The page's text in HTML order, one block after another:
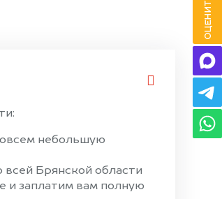
небольшую
Брянской области
и заплатим вам полную